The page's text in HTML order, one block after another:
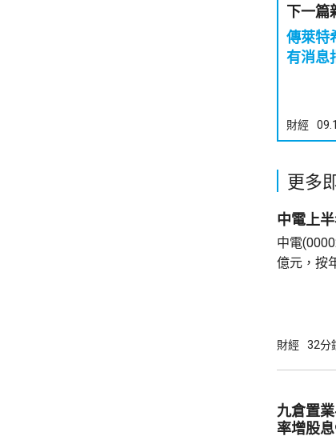
下一篇
傳萊特
有消息
財經
更多
中電上
中電
億元，按
財經 32分
九倉置
率增股